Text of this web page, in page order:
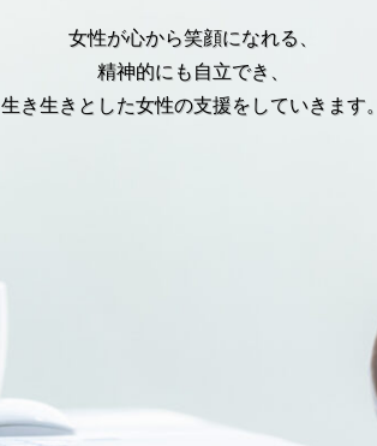
女性が心から笑顔になれる、
精神的にも自立でき、
生き生きとした女性の支援をしていきます。